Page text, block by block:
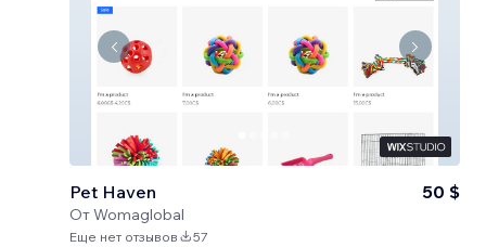
Pet Haven
ОтWomaglobal
50 $
Еще нет отзывов 57